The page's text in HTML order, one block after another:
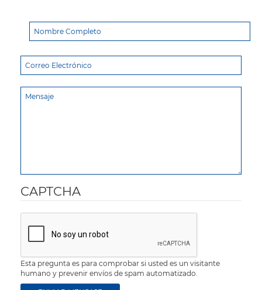
CAPTCHA
Esta pregunta es para comprobar si usted es un visitante
humano y prevenir envíos de spam automatizado.